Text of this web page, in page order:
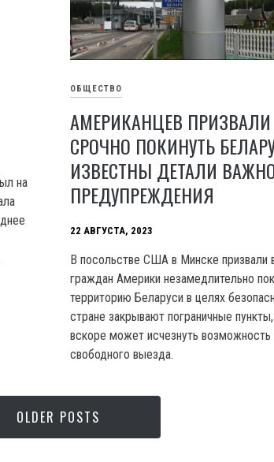
на
ОБЩЕСТВО
АМЕРИКАНЦЕВ ПРИЗВАЛИ
СРОЧНО ПОКИНУТЬ
ИЗВЕСТНЫ ДЕТАЛИ
ПРЕДУПРЕЖДЕНИЯ
22 АВГУСТА, 2023
B посольстве США в Минске призвали
граждан Америки незамедлительно
территорию Беларуси в целях
стране закрывают пограничные
вскоре может исчезнуть возможность
свободного выезда.
OLDER POSTS